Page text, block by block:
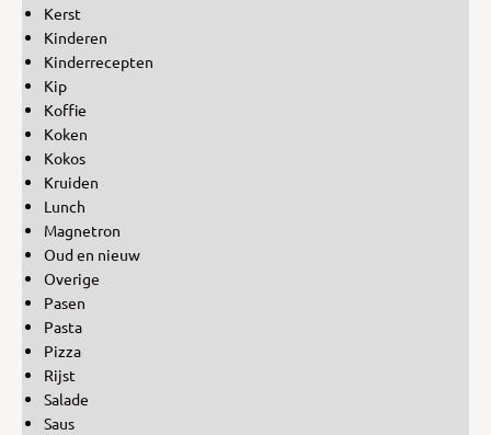
Kerst
Kinderen
Kinderrecepten
Kip
Koffie
Koken
Kokos
Kruiden
Lunch
Magnetron
Oud en nieuw
Overige
Pasen
Pasta
Pizza
Rijst
Salade
Saus